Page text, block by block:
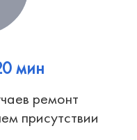
мин
ремонт
присутствии